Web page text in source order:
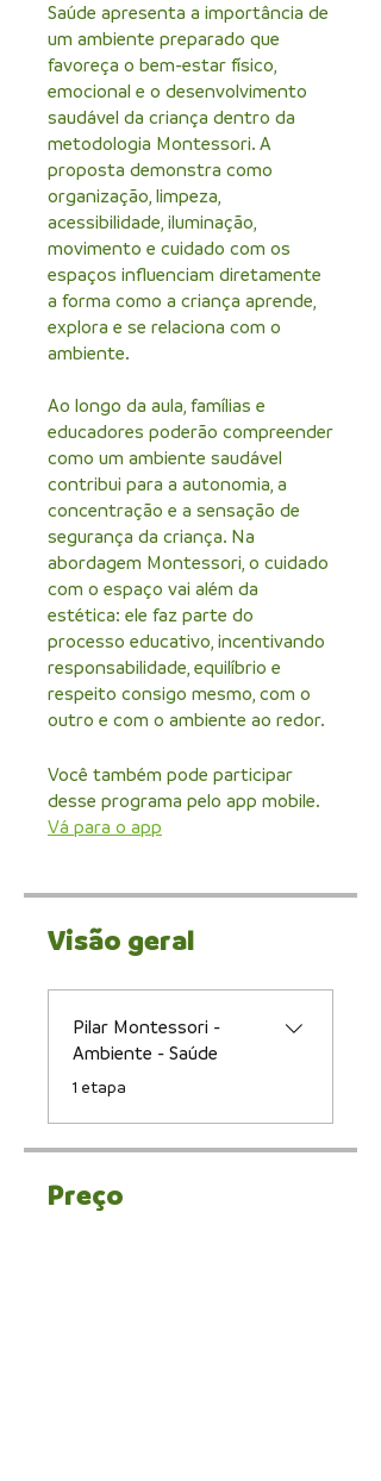
Saúde apresenta a importância de
um ambiente preparado que
favoreça o bem-estar físico,
emocional e o desenvolvimento
saudável da criança dentro da
metodologia Montessori. A
proposta demonstra como
organização, limpeza,
acessibilidade, iluminação,
movimento e cuidado com os
espaços influenciam diretamente
a forma como a criança aprende,
explora e se relaciona com o
ambiente.
Ao longo da aula, famílias e
educadores poderão compreender
como um ambiente saudável
contribui para a autonomia, a
concentração e a sensação de
segurança da criança. Na
abordagem Montessori, o cuidado
com o espaço vai além da
estética: ele faz parte do
processo educativo, incentivando
responsabilidade, equilíbrio e
respeito consigo mesmo, com o
outro e com o ambiente ao redor.
Você também pode participar
desse programa pelo app mobile.
Vá para o app
Visão geral
Pilar Montessori -
Ambiente - Saúde
.1 etapa
Preço